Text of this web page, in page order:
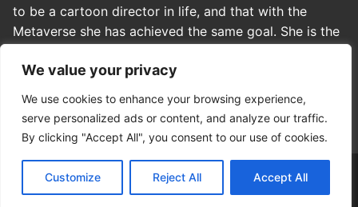
We value your privacy
We use cookies to enhance your browsing experience,
serve personalized ads or content, and analyze our traffic.
By clicking "Accept All", you consent to our use of cookies.
Customize Reject All Accept All
to be a cartoon director in life, and that with the
Metaverse she has achieved the same goal. She is the
charge of directing, art direction and casting. In
addition, she actively collaborates with some US
virtual theaters.
Copyright © 2026 Virgy 3D